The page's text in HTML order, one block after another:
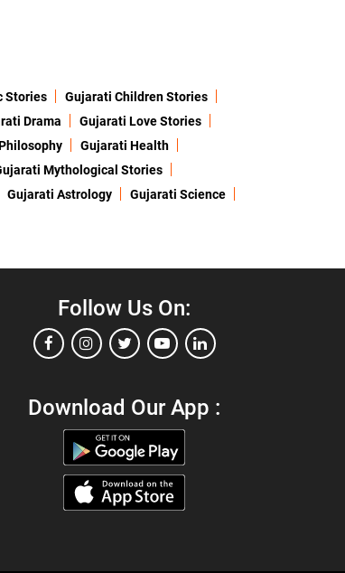
Stories
Gujarati Children Stories
Drama
Gujarati Love Stories
Gujarati Health
Mythological Stories
Gujarati Astrology
Gujarati Science
Follow Us On:
Download Our App :